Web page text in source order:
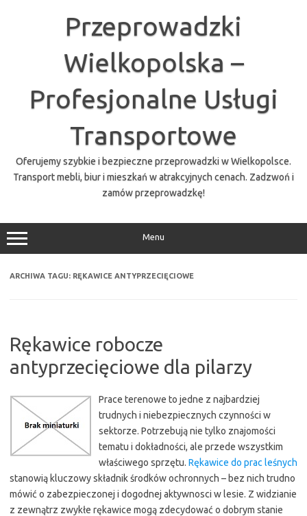
Przeprowadzki
Wielkopolska –
Profesjonalne Usługi
Transportowe
Oferujemy szybkie i bezpieczne przeprowadzki w Wielkopolsce.
Transport mebli, biur i mieszkań w atrakcyjnych cenach. Zadzwoń i
zamów przeprowadzkę!
Menu
ARCHIWA TAGU: RĘKAWICE ANTYPRZECIĘCIOWE
Rękawice robocze
antyprzecięciowe dla pilarzy
Prace terenowe to jedne z najbardziej
trudnych i niebezpiecznych czynności w
sektorze. Potrzebują nie tylko znajomości
tematu i dokładności, ale przede wszystkim
właściwego sprzętu. Rękawice do prac leśnych
stanowią kluczowy składnik środków ochronnych – bez nich trudno
mówić o zabezpieczonej i dogodnej aktywnosci w lesie. Z widzianie
z zewnątrz zwykłe rękawice mogą zdecydować o dobrym stanie